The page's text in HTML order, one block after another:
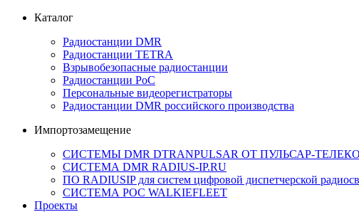
Каталог
Радиостанции DMR
Радиостанции TETRA
Взрывобезопасные радиостанции
Радиостанции PoC
Персональные видеорегистраторы
Радиостанции DMR российского производства
Импортозамещение
СИСТЕМЫ DMR DTRANPULSAR ОТ ПУЛЬСАР-
СИСТЕМА DMR RADIUS-IP.RU
ПО RADIUSIP для систем цифровой диспетчерской
CИСТЕМА POC WALKIEFLEET
Проекты